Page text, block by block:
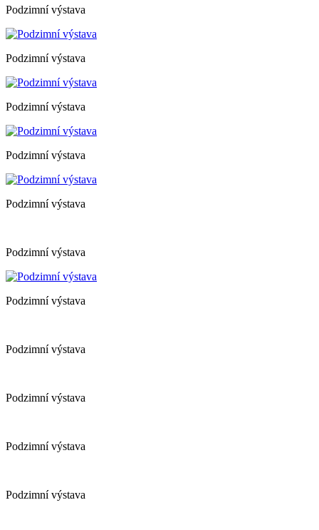
Podzimní výstava
Podzimní výstava
Podzimní výstava
Podzimní výstava
Podzimní výstava
Podzimní výstava
Podzimní výstava
Podzimní výstava
Podzimní výstava
Podzimní výstava
Podzimní výstava